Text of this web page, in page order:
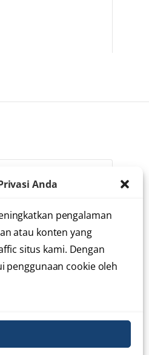
Anda
pengalaman
atau konten yang
situs kami. Dengan
penggunaan cookie oleh